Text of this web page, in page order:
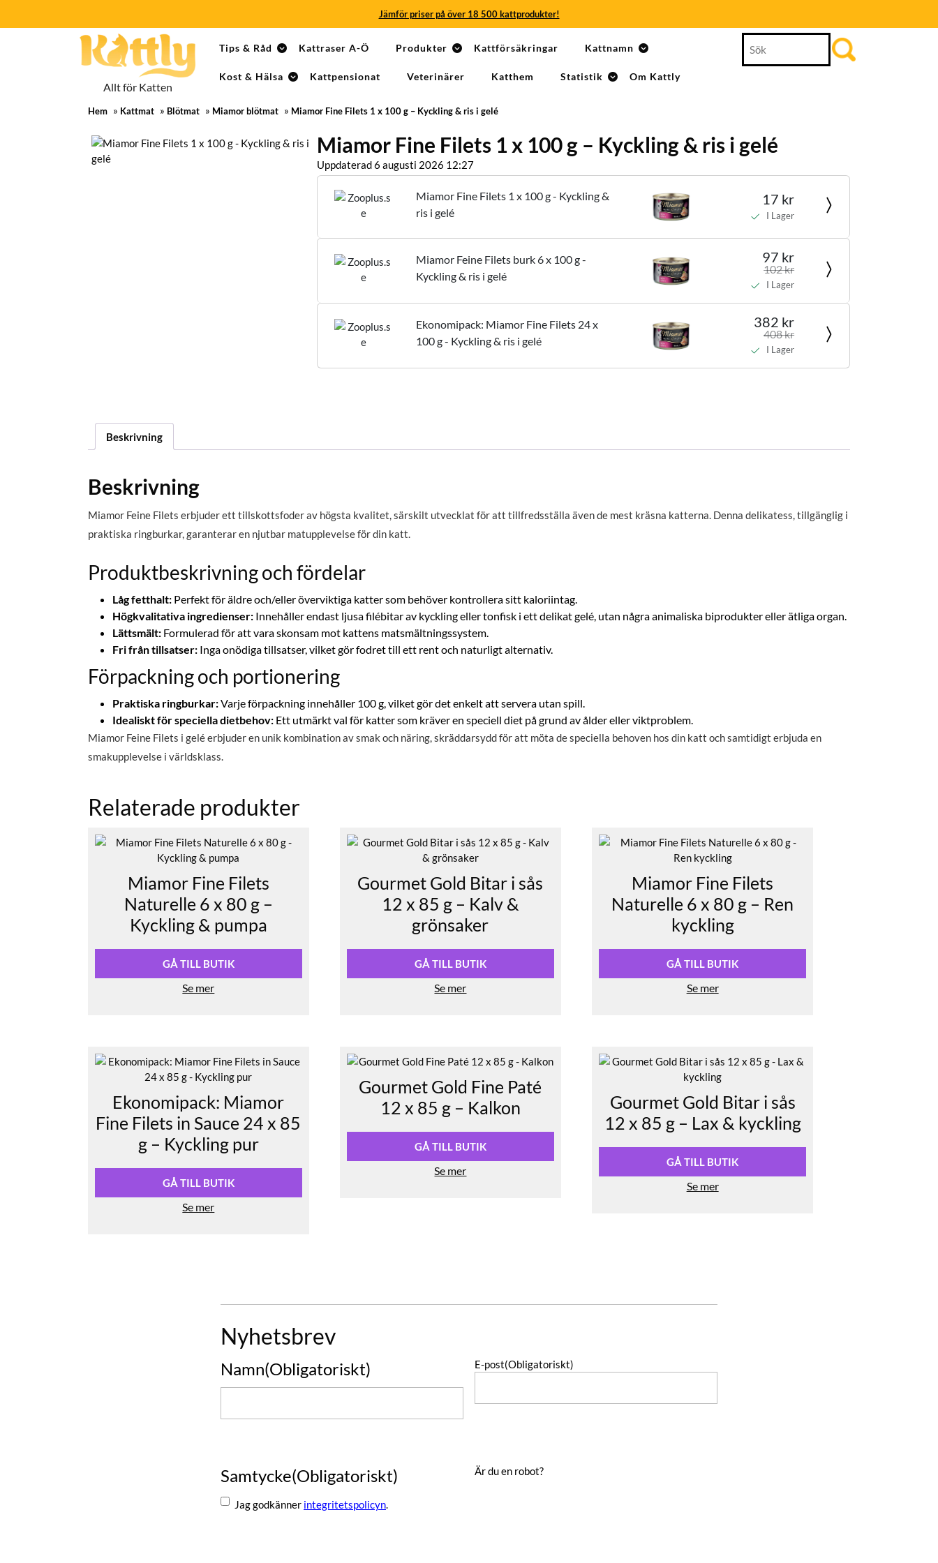
Jämför priser på över 18 500 kattprodukter!
Jämför priser på över 18 500 kattprodukter!
Jämför priser på över 18 500 kattprodukter!
Allt för Katten
Tips & Råd Kattraser A-Ö Produkter Kattförsäkringar Kattnamn
Kost & Hälsa Kattpensionat Veterinärer Katthem Statistik Om Kattly
for:
Hem » Kattmat » Blötmat » Miamor blötmat » Miamor Fine Filets 1 x 100 g – Kyckling & ris i gelé
Miamor Fine Filets 1 x 100 g – Kyckling & ris i gelé
Uppdaterad 6 augusti 2026 12:27
Miamor Fine Filets 1 x 100 g - Kyckling &
ris i gelé
17 kr
I Lager
Miamor Feine Filets burk 6 x 100 g -
Kyckling & ris i gelé
97 kr
102 kr
I Lager
Ekonomipack: Miamor Fine Filets 24 x
100 g - Kyckling & ris i gelé
382 kr
408 kr
I Lager
Beskrivning
Beskrivning
Miamor Feine Filets erbjuder ett tillskottsfoder av högsta kvalitet, särskilt utvecklat för att tillfredsställa även de mest kräsna katterna. Denna delikatess, tillgänglig i
praktiska ringburkar, garanterar en njutbar matupplevelse för din katt.
Produktbeskrivning och fördelar
Låg fetthalt: Perfekt för äldre och/eller överviktiga katter som behöver kontrollera sitt kaloriintag.
Högkvalitativa ingredienser: Innehåller endast ljusa filébitar av kyckling eller tonfisk i ett delikat gelé, utan några animaliska biprodukter eller ätliga organ.
Lättsmält: Formulerad för att vara skonsam mot kattens matsmältningssystem.
Fri från tillsatser: Inga onödiga tillsatser, vilket gör fodret till ett rent och naturligt alternativ.
Förpackning och portionering
Praktiska ringburkar:Varje förpackning innehåller 100 g, vilket gör det enkelt att servera utan spill.
Idealiskt för speciella dietbehov: Ett utmärkt val för katter som kräver en speciell diet på grund av ålder eller viktproblem.
Miamor Feine Filets i gelé erbjuder en unik kombination av smak och näring, skräddarsydd för att möta de speciella behoven hos din katt och samtidigt erbjuda en
smakupplevelse i världsklass.
Relaterade produkter
Miamor Fine Filets
Naturelle 6 x 80 g –
Kyckling & pumpa
GÅ TILL BUTIK
Se mer
Gourmet Gold Bitar i sås
12 x 85 g – Kalv &
grönsaker
GÅ TILL BUTIK
Se mer
Miamor Fine Filets
Naturelle 6 x 80 g – Ren
kyckling
GÅ TILL BUTIK
Se mer
Ekonomipack: Miamor
Fine Filets in Sauce 24 x 85
g – Kyckling pur
GÅ TILL BUTIK
Se mer
Gourmet Gold Fine Paté
12 x 85 g – Kalkon
GÅ TILL BUTIK
Se mer
Gourmet Gold Bitar i sås
12 x 85 g – Lax & kyckling
GÅ TILL BUTIK
Se mer
Nyhetsbrev
Namn(Obligatoriskt) E-post(Obligatoriskt)
Samtycke(Obligatoriskt)
Jag godkänner integritetspolicyn.
Är du en robot?